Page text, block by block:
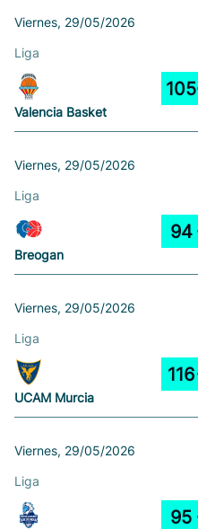
Viernes, 29/05/2026
Liga
Valencia Basket
105
Viernes, 29/05/2026
Liga
Breogan
94
Viernes, 29/05/2026
Liga
UCAM Murcia
116
Viernes, 29/05/2026
Liga
95